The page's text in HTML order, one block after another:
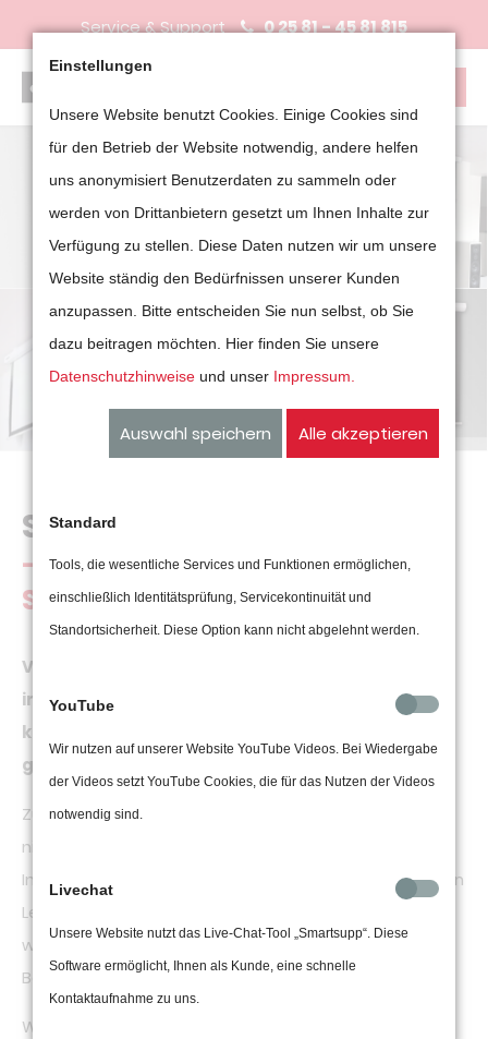
Service & Support 0 25 81 - 45 81 815
Schulische Maßnahmen
- Alphaluxx Leinwände in
Schulen
Viele Schulgebäude haben mit veralteter Technik
im Bereich der Multimedia-Anwendungen zu
kämpfen. Alphaluxx schafft Abhilfe auf einem
ganz speziellen Feld.
Zur modernen Erziehung an heutigen Schulen gehört
nicht nur die Integration von Computer-Unterricht.
Immer mehr hält auch das Thema Multimedia Einzug in
Lehranstalten. Und der gute alte Overhead-Projektor
wurde lange durch hochwertige Präsentations-
Beamer ersetzt.
Was leider oft nicht "mitgewachsen" ist, sind die
Einstellungen
Unsere Website benutzt Cookies. Einige Cookies sind
für den Betrieb der Website notwendig, andere helfen
uns anonymisiert Benutzerdaten zu sammeln oder
werden von Drittanbietern gesetzt um Ihnen Inhalte zur
Verfügung zu stellen. Diese Daten nutzen wir um unsere
Website ständig den Bedürfnissen unserer Kunden
anzupassen. Bitte entscheiden Sie nun selbst, ob Sie
dazu beitragen möchten. Hier finden Sie unsere
Datenschutzhinweise und unser Impressum.
Auswahl speichern Alle akzeptieren
Standard
Tools, die wesentliche Services und Funktionen ermöglichen,
einschließlich Identitätsprüfung, Servicekontinuität und
Standortsicherheit. Diese Option kann nicht abgelehnt werden.
YouTube
Wir nutzen auf unserer Website YouTube Videos. Bei Wiedergabe
der Videos setzt YouTube Cookies, die für das Nutzen der Videos
notwendig sind.
Livechat
Unsere Website nutzt das Live-Chat-Tool „Smartsupp“. Diese
Software ermöglicht, Ihnen als Kunde, eine schnelle
Kontaktaufnahme zu uns.